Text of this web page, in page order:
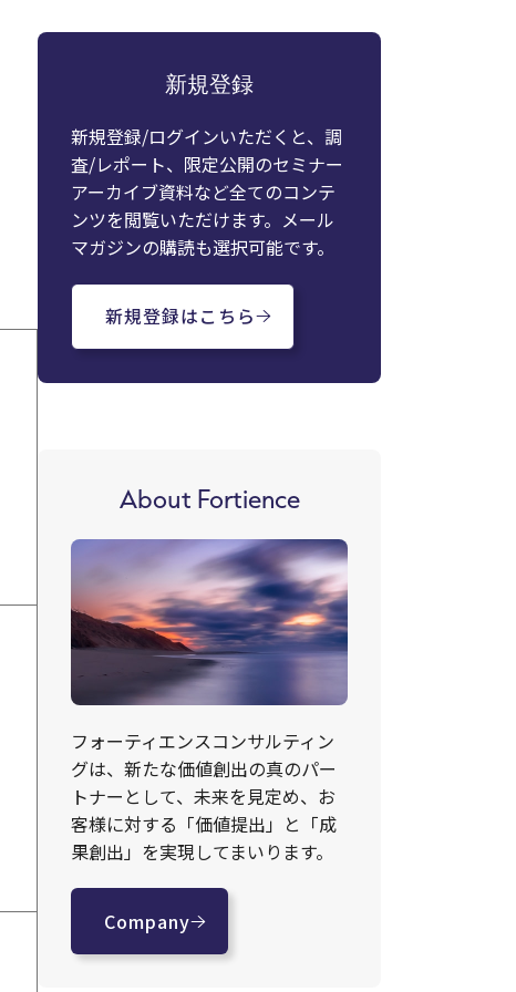
新規登録
新規登録/ログインいただくと、調
査/レポート、限定公開のセミナー
アーカイブ資料など全てのコンテ
ンツを閲覧いただけます。メール
マガジンの購読も選択可能です。
新規登録はこちら
About Fortience
フォーティエンスコンサルティン
グは、新たな価値創出の真のパー
トナーとして、未来を見定め、お
客様に対する「価値提出」と「成
果創出」を実現してまいります。
Company